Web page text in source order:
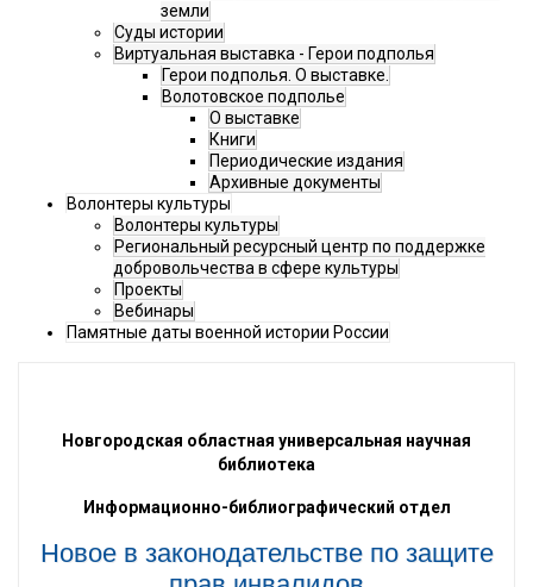
земли
Суды истории
Виртуальная выставка - Герои подполья
Герои подполья. О выставке.
Волотовское подполье
О выставке
Книги
Периодические издания
Архивные документы
Волонтеры культуры
Волонтеры культуры
Региональный ресурсный центр по поддержке
добровольчества в сфере культуры
Проекты
Вебинары
Памятные даты военной истории России
Новгородская областная универсальная научная
библиотека
Информационно-библиографический отдел
Новое в законодательстве по защите